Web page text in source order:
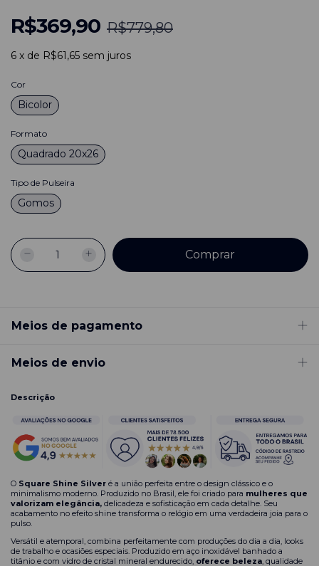
R$369,90 R$779,80
6 x de R$61,65 sem juros
Cor
Bicolor
Formato
Quadrado 20x26
Tipo de Pulseira
Gomos
Meios de pagamento
Meios de envio
Descrição
O Square Shine Silver é a união perfeita entre o design clássico e o
minimalismo moderno. Produzido no Brasil, ele foi criado para mulheres que
valorizam elegância, delicadeza e sofisticação em cada detalhe. Seu
acabamento no efeito shine transforma o relógio em uma verdadeira joia para o
pulso.
Versátil e atemporal, combina perfeitamente com produções do dia a dia, looks
de trabalho e ocasiões especiais. Produzido em aço inoxidável banhado a
titânio e com vidro de cristal mineral endurecido, oferece beleza, qualidade